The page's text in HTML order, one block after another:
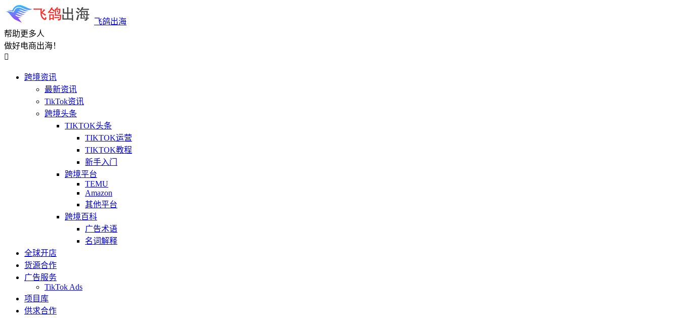
飞鸽出海
帮助更多人
做好电商出海！

跨境资讯
最新资讯
TikTok资讯
跨境头条
TIKTOK头条
TIKTOK运营
TIKTOK教程
新手入门
跨境平台
TEMU
Amazon
其他平台
跨境百科
广告术语
名词解释
全球开店
货源合作
广告服务
TikTok Ads
项目库
供求合作